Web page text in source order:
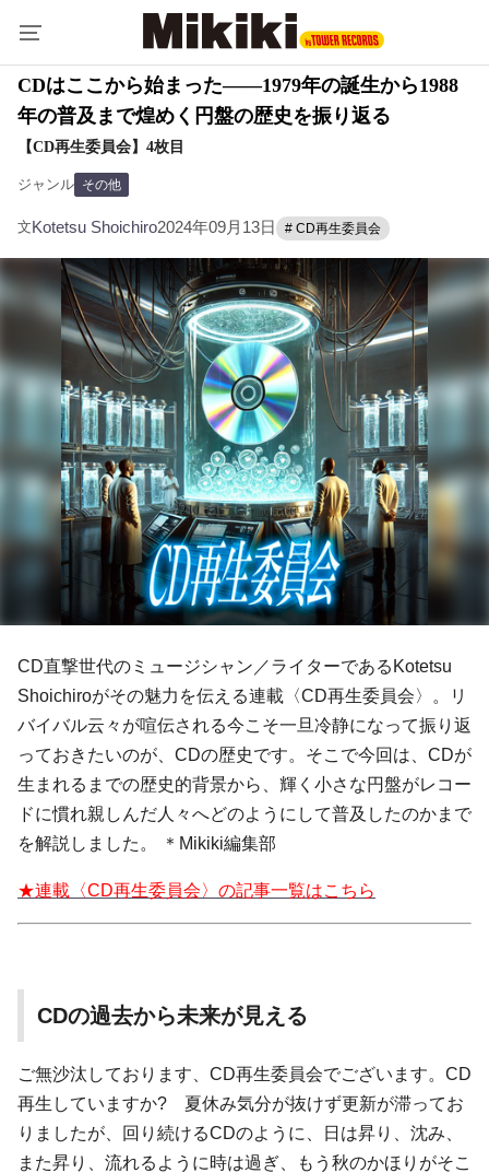
CDはここから始まった――1979年の誕生から1988
年の普及まで煌めく円盤の歴史を振り返る
【CD再生委員会】4枚目
ジャンル その他
文Kotetsu Shoichiro2024年09月13日 # CD再生委員会
CD直撃世代のミュージシャン／ライターであるKotetsu
Shoichiroがその魅力を伝える連載〈CD再生委員会〉。リ
バイバル云々が喧伝される今こそ一旦冷静になって振り返
っておきたいのが、CDの歴史です。そこで今回は、CDが
生まれるまでの歴史的背景から、輝く小さな円盤がレコー
ドに慣れ親しんだ人々へどのようにして普及したのかまで
を解説しました。 ＊Mikiki編集部
★連載〈CD再生委員会〉の記事一覧はこちら
CDの過去から未来が見える
ご無沙汰しております、CD再生委員会でございます。CD
再生していますか? 夏休み気分が抜けず更新が滞ってお
りましたが、回り続けるCDのように、日は昇り、沈み、
また昇り、流れるように時は過ぎ、もう秋のかほりがそこ